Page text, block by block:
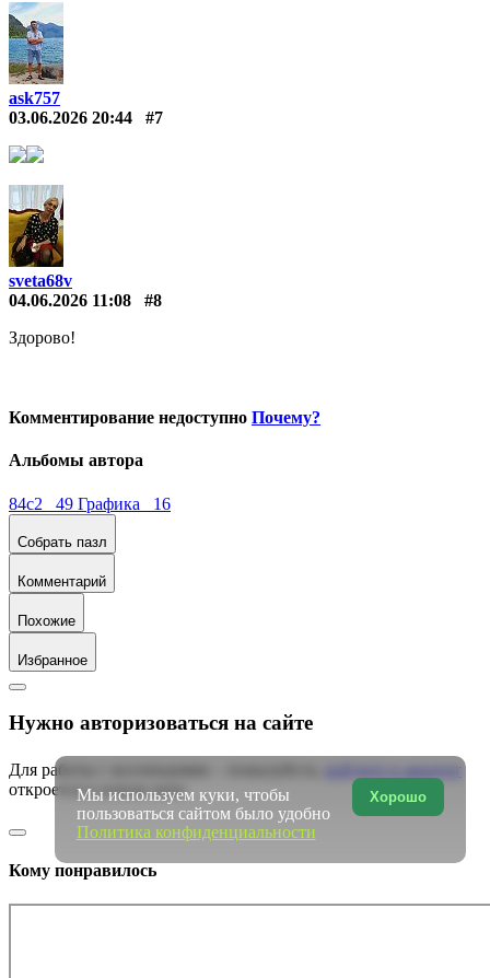
ask757
03.06.2026 20:44
#7
sveta68v
04.06.2026 11:08
#8
Здорово!
Комментирование недоступно Почему?
Альбомы автора
84c2 49 Графика 16
Собрать пазл
Комментарий
Похожие
Избранное
Нужно авторизоваться на сайте
Для работы с коллекциями – пожалуйста,
откроется в новом окне
Кому понравилось
Хорошо
Мы используем куки, чтобы
пользоваться сайтом было удобно
Политика конфиденциальности